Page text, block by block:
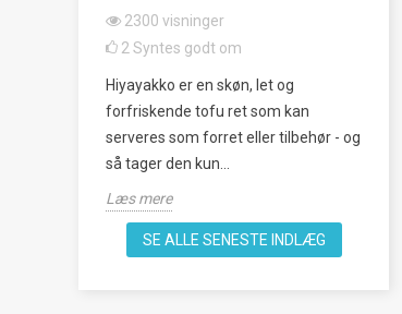
2300 visninger
2 Syntes godt om
Hiyayakko er en skøn, let og
forfriskende tofu ret som kan
serveres som forret eller tilbehør - og
så tager den kun...
Læs mere
SE ALLE SENESTE INDLÆG